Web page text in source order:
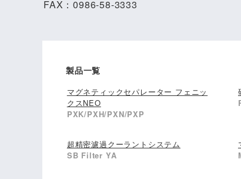
FAX：0986-58-3333
製品一覧
マグネティックセパレーター フェニッ
クスNEO
PXK/PXH/PXN/PXP
超精密濾過クーラントシステム
SB Filter YA